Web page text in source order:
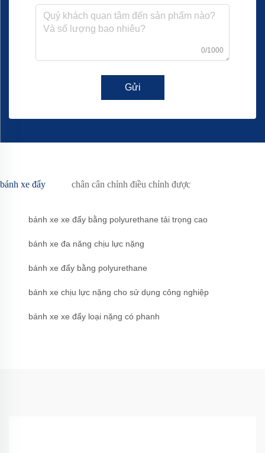
0/1000
Gửi
bánh xe đẩy chân cân chỉnh điều chỉnh được
bánh xe xe đẩy bằng polyurethane tải trọng cao
bánh xe đa năng chịu lực nặng
bánh xe đẩy bằng polyurethane
bánh xe chịu lực nặng cho sử dụng công nghiệp
bánh xe xe đẩy loại nặng có phanh